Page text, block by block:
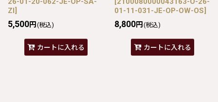
ZI]
5,500円 (税込)
カートに入れる
01-11-031-JE-OP-OW-OS]
8,800円 (税込)
カートに入れる